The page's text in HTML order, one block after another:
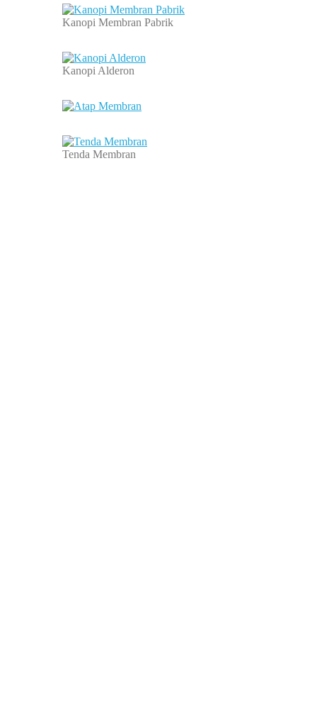
Kanopi Membran Pabrik
Kanopi Alderon
Tenda Membran